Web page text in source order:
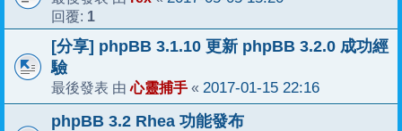
回覆: 1
[分享] phpBB 3.1.10 更新 phpBB 3.2.0 成功經
驗
最後發表 由心靈捕手 « 2017-01-15 22:16
phpBB 3.2 Rhea 功能發布